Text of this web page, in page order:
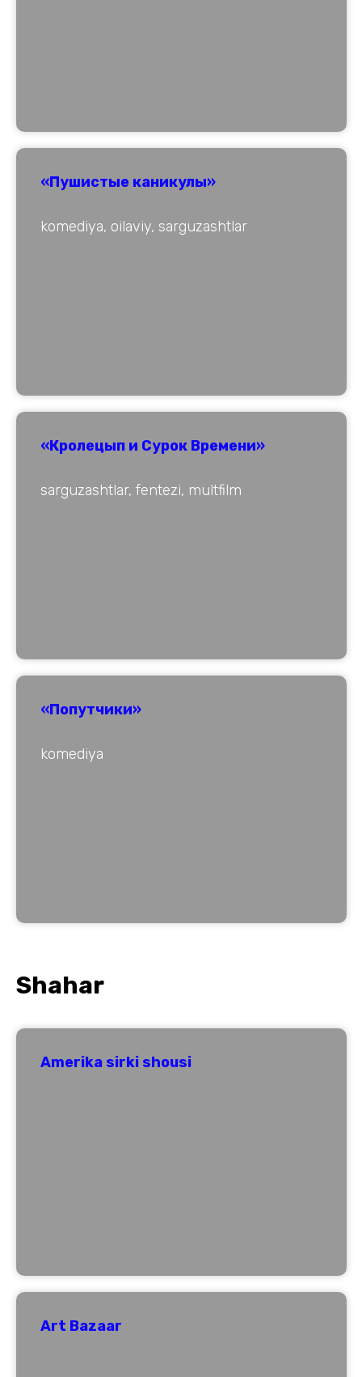
«Пушистые каникулы»
komediya, oilaviy, sarguzashtlar
«Кролецып и Сурок Времени»
sarguzashtlar, fentezi, multfilm
«Попутчики»
komediya
Shahar
Amerika sirki shousi
Art Bazaar